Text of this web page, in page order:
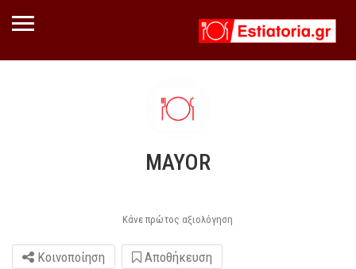
MAYOR
Κάνε πρώτος αξιολόγηση
Κοινοποίηση
Αποθήκευση